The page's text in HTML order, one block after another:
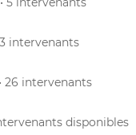
intervenants
26 intervenants
disponibles